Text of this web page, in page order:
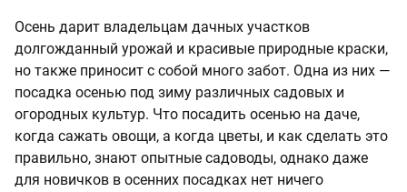
Осень дарит владельцам дачных участков
долгожданный урожай и красивые природные краски,
но также приносит с собой много забот. Одна из них —
посадка осенью под зиму различных садовых и
огородных культур. Что посадить осенью на даче,
когда сажать овощи, а когда цветы, и как сделать это
правильно, знают опытные садоводы, однако даже
для новичков в осенних посадках нет ничего